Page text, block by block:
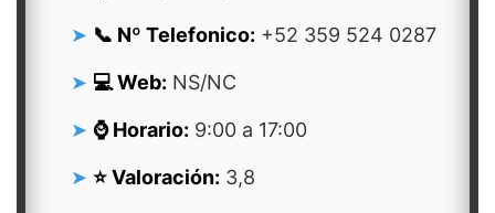
📞 Nº Telefonico: +52 359 524 0287
💻 Web: NS/NC
⌚ Horario: 9:00 a 17:00
⭐ Valoración: 3,8